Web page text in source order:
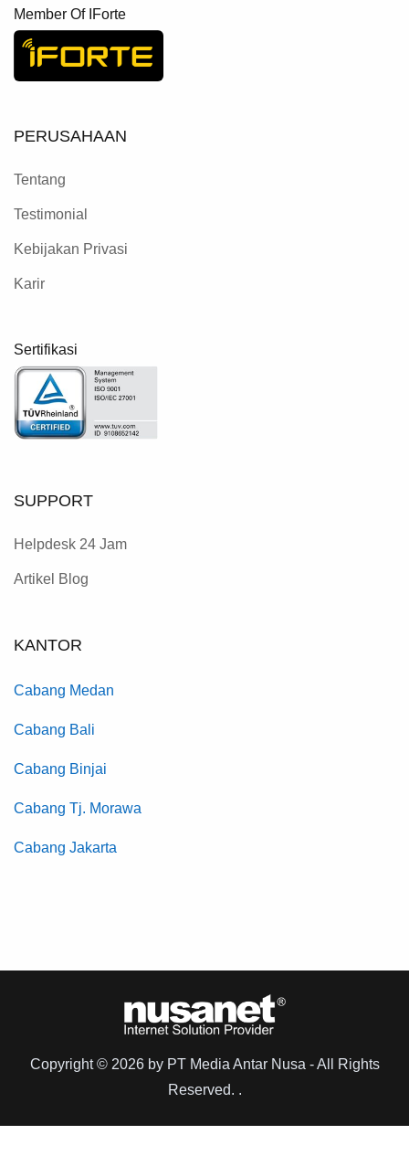
Member Of IForte
PERUSAHAAN
Tentang
Testimonial
Kebijakan Privasi
Karir
Sertifikasi
SUPPORT
Helpdesk 24 Jam
Artikel Blog
KANTOR
Cabang Medan
Cabang Bali
Cabang Binjai
Cabang Tj. Morawa
Cabang Jakarta
Copyright © 2026 by PT Media Antar Nusa - All Rights
Reserved. .